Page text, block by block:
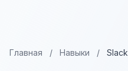
Главная / Навыки / Slack